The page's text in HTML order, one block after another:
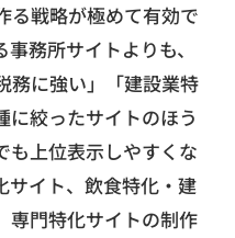
る戦略が極めて有効で
務所サイトよりも、
務に強い」「建設業特
に絞ったサイトのほう
も上位表示しやすくな
サイト、飲食特化・建
専門特化サイトの制作